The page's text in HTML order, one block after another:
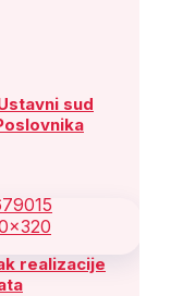
sud
realizacije